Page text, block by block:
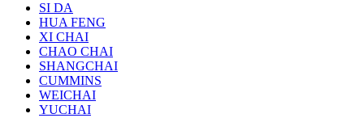
SI DA
HUA FENG
XI CHAI
CHAO CHAI
SHANGCHAI
CUMMINS
WEICHAI
YUCHAI